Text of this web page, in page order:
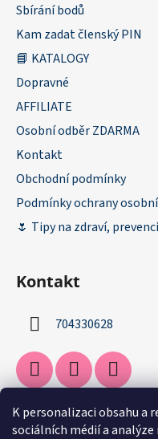
K personalizaci obsahu a
sociálních médií a
Sbírání bodů
Kam zadat členský PIN
📘 KATALOGY
Dopravné
AFFILIATE
Osobní odběr ZDARMA
Kontakt
Obchodní podmínky
Podmínky ochrany
🌷 Tipy na zdraví,
Kontakt
704330628
Facebook